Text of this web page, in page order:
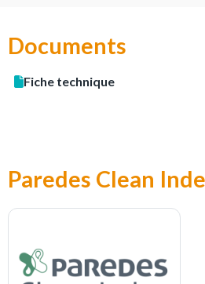
Documents
Fiche technique
Paredes Clean